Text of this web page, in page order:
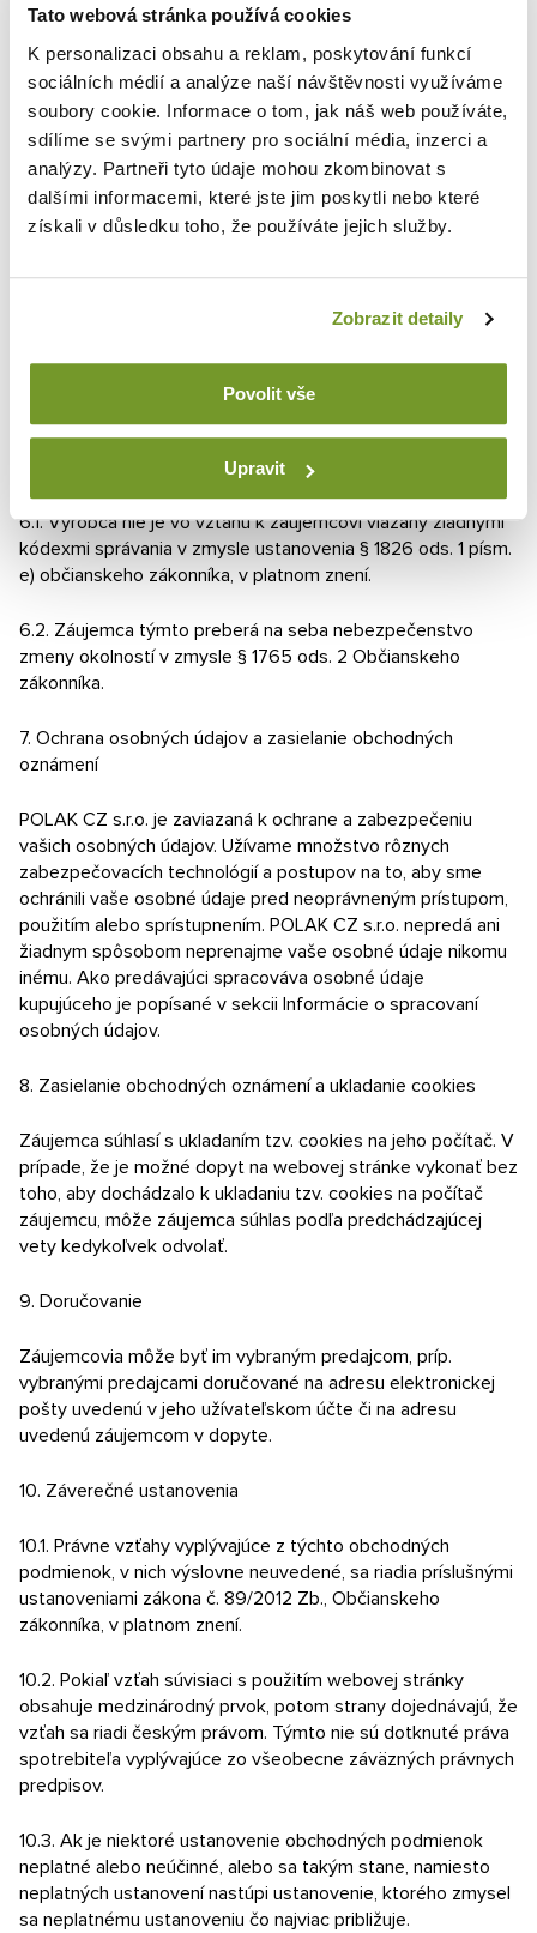
Tato webová stránka používá cookies
K personalizaci obsahu a reklam, poskytování funkcí
sociálních médií a analýze naší návštěvnosti využíváme
soubory cookie. Informace o tom, jak náš web používáte,
sdílíme se svými partnery pro sociální média, inzerci a
analýzy. Partneři tyto údaje mohou zkombinovat s
dalšími informacemi, které jste jim poskytli nebo které
získali v důsledku toho, že používáte jejich služby.
Zobrazit detaily
Povolit vše
Upravit
cene za všetok dopytovaný tovar v Dopytovom formulári.
4.2. K dohode o cene medzi záujemcom a konkrétnym
predávajúcim dôjde až zaslaním ponuky záujemcom
vybraným predávajúcim záujemcami a potvrdením
(odsúhlasením) tejto ponuky záujemcom.
4.3. Predávajúci má možnosť neuzavrieť zmluvu či zrušiť
zmluvu v prípade zjavnej chyby v cene tovaru v ním zaslanej
Práva z vadného plnenia uplatňuje záujemca u ním vybraného
predávajúceho na adrese jeho sídla a nie u výrobcu.
6. Ďalšie práva a povinnosti zmluvných strán
6.1. Výrobca nie je vo vzťahu k záujemcovi viazaný žiadnymi
kódexmi správania v zmysle ustanovenia § 1826 ods. 1 písm.
e) občianskeho zákonníka, v platnom znení.
6.2. Záujemca týmto preberá na seba nebezpečenstvo
zmeny okolností v zmysle § 1765 ods. 2 Občianskeho
zákonníka.
7. Ochrana osobných údajov a zasielanie obchodných
oznámení
POLAK CZ s.r.o. je zaviazaná k ochrane a zabezpečeniu
vašich osobných údajov. Užívame množstvo rôznych
zabezpečovacích technológií a postupov na to, aby sme
ochránili vaše osobné údaje pred neoprávneným prístupom,
použitím alebo sprístupnením. POLAK CZ s.r.o. nepredá ani
žiadnym spôsobom neprenajme vaše osobné údaje nikomu
inému. Ako predávajúci spracováva osobné údaje
kupujúceho je popísané v sekcii Informácie o spracovaní
osobných údajov.
8. Zasielanie obchodných oznámení a ukladanie cookies
Záujemca súhlasí s ukladaním tzv. cookies na jeho počítač. V
prípade, že je možné dopyt na webovej stránke vykonať bez
toho, aby dochádzalo k ukladaniu tzv. cookies na počítač
záujemcu, môže záujemca súhlas podľa predchádzajúcej
vety kedykoľvek odvolať.
9. Doručovanie
Záujemcovia môže byť im vybraným predajcom, príp.
vybranými predajcami doručované na adresu elektronickej
pošty uvedenú v jeho užívateľskom účte či na adresu
uvedenú záujemcom v dopyte.
10. Záverečné ustanovenia
10.1. Právne vzťahy vyplývajúce z týchto obchodných
podmienok, v nich výslovne neuvedené, sa riadia príslušnými
ustanoveniami zákona č. 89/2012 Zb., Občianskeho
zákonníka, v platnom znení.
10.2. Pokiaľ vzťah súvisiaci s použitím webovej stránky
obsahuje medzinárodný prvok, potom strany dojednávajú, že
vzťah sa riadi českým právom. Týmto nie sú dotknuté práva
spotrebiteľa vyplývajúce zo všeobecne záväzných právnych
predpisov.
10.3. Ak je niektoré ustanovenie obchodných podmienok
neplatné alebo neúčinné, alebo sa takým stane, namiesto
neplatných ustanovení nastúpi ustanovenie, ktorého zmysel
sa neplatnému ustanoveniu čo najviac približuje.